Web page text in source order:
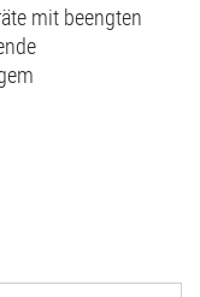
mit beengten